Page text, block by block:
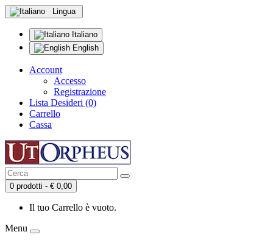
Lingua
Italiano
English
Account
Accesso
Registrazione
Lista Desideri (0)
Carrello
Cassa
0 prodotti - € 0,00
Il tuo Carrello è vuoto.
Menu